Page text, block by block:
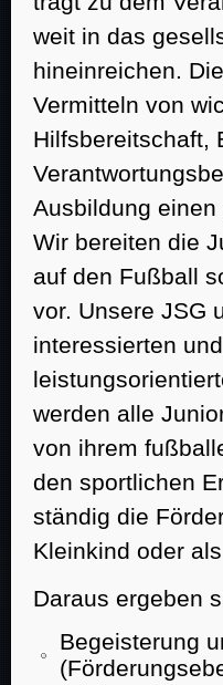
weit in das
hineinreichen.
Vermitteln von
Hilfsbereitschaft,
Ausbildung
Wir bereiten die
auf den Fußball
vor. Unsere JSG
interessierten
werden alle
von ihrem
den sportlichen
ständig die
Kleinkind oder
Daraus ergeben
Begeisterung